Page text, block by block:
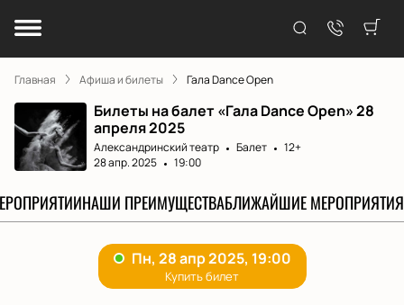
Главная Афиша и билеты Гала Dance Open
Билеты на балет «Гала Dance Open» 28
апреля 2025
Александринский театр Балет
12+
28 апр. 2025
19:00
НАШИ ПРЕИМУЩЕСТВАБЛИЖАЙШИЕ МЕРОПРИЯТИЯ